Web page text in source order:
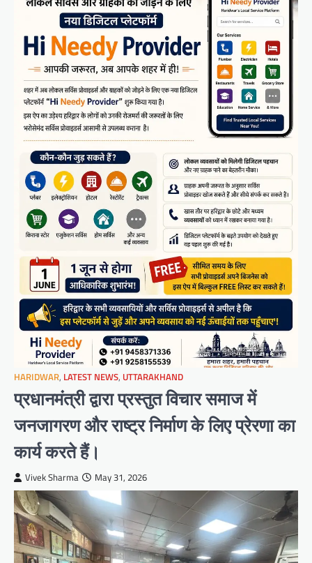
HARIDWAR, LATEST NEWS, UTTARAKHAND
प्रधानमंत्री द्वारा प्रस्तुत विचार समाज में
जनजागरण और राष्ट्र निर्माण के लिए प्रेरणा का
कार्य करते हैं।
Vivek Sharma May 31, 2026